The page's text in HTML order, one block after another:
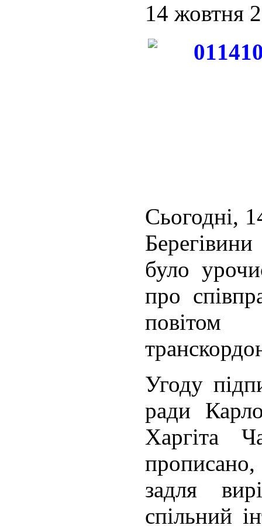
14 жовтня
Сьогодні,
було
про
Угоду
ради
Харгіта
задля
спільний